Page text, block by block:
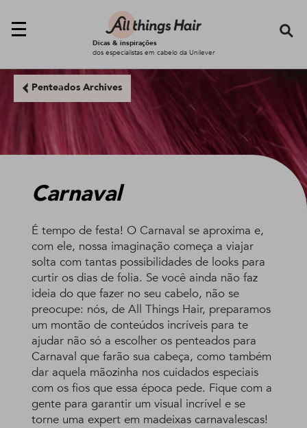
Dicas & inspirações
dos especialistas em cabelo da Unilever
Penteados Archives
Carnaval
É tempo de festa! O Carnaval se aproxima e,
com ele, nossa imaginação começa a viajar
solta com tantas possibilidades de looks para
curtir os dias de folia. Se você ainda não faz
ideia do que fazer no seu cabelo, não se
preocupe: nós, de All Things Hair, preparamos
um montão de conteúdos incríveis para te
ajudar não só a escolher os penteados para
Carnaval que farão sua cabeça, como também
dar aquela mãozinha nos cuidados especiais
com os fios que essa época pede. Fique com a
gente para garantir um visual incrível e se
torne uma expert em madeixas carnavalescas!